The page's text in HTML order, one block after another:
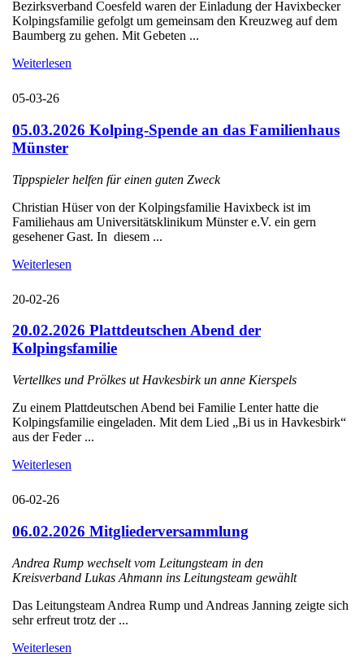
Bezirksverband Coesfeld waren der Einladung der Havixbecker
Kolpingsfamilie gefolgt um gemeinsam den Kreuzweg auf dem
Baumberg zu gehen. Mit Gebeten ...
Weiterlesen
05-03-26
05.03.2026 Kolping-Spende an das Familienhaus
Münster
Tippspieler helfen für einen guten Zweck
Christian Hüser von der Kolpingsfamilie Havixbeck ist im
Familiehaus am Universitätsklinikum Münster e.V. ein gern
gesehener Gast. In diesem ...
Weiterlesen
20-02-26
20.02.2026 Plattdeutschen Abend der
Kolpingsfamilie
Vertellkes und Prölkes ut Havkesbirk un anne Kierspels
Zu einem Plattdeutschen Abend bei Familie Lenter hatte die
Kolpingsfamilie eingeladen. Mit dem Lied „Bi us in Havkesbirk“
aus der Feder ...
Weiterlesen
06-02-26
06.02.2026 Mitgliederversammlung
Andrea Rump wechselt vom Leitungsteam in den
Kreisverband Lukas Ahmann ins Leitungsteam gewählt
Das Leitungsteam Andrea Rump und Andreas Janning zeigte sich
sehr erfreut trotz der ...
Weiterlesen